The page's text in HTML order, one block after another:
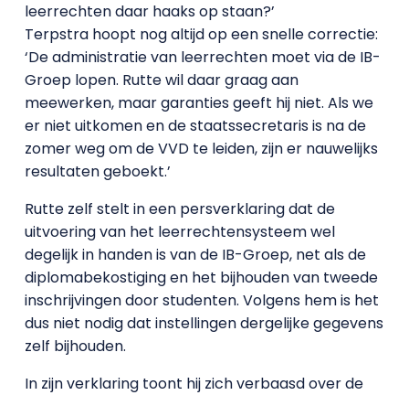
leerrechten daar haaks op staan?’
Terpstra hoopt nog altijd op een snelle correctie:
‘De administratie van leerrechten moet via de IB-
Groep lopen. Rutte wil daar graag aan
meewerken, maar garanties geeft hij niet. Als we
er niet uitkomen en de staatssecretaris is na de
zomer weg om de VVD te leiden, zijn er nauwelijks
resultaten geboekt.’
Rutte zelf stelt in een persverklaring dat de
uitvoering van het leerrechtensysteem wel
degelijk in handen is van de IB-Groep, net als de
diplomabekostiging en het bijhouden van tweede
inschrijvingen door studenten. Volgens hem is het
dus niet nodig dat instellingen dergelijke gegevens
zelf bijhouden.
In zijn verklaring toont hij zich verbaasd over de